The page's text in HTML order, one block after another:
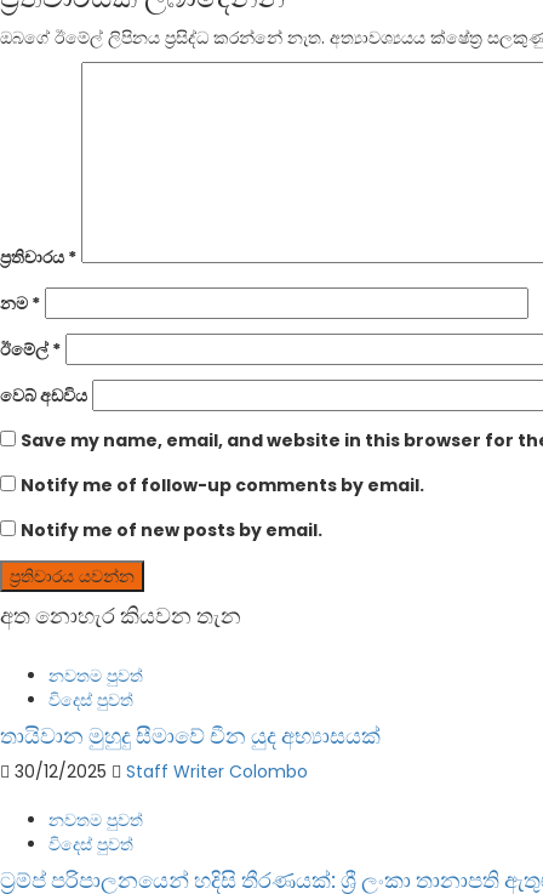
ඔබගේ ඊමේල් ලිපිනය ප්‍රසිද්ධ කරන්නේ නැත. අත්‍යාවශ්‍යයය ක්ෂේත්‍ර
ප්‍රතිචාරය *
නම *
ඊමේල්*
වෙබ් අඩවිය
Save my name, email, and website in this browser for
Notify me of follow-up comments by email.
Notify me of new posts by email.
අත නොහැර කියවන තැන
නවතම පුවත්
විදෙස් පුවත්
තායිවාන මුහුදු සීමාවේ චීන යුද අභ්‍යාසයක්
30/12/2025
Staff Writer Colombo
නවතම පුවත්
විදෙස් පුවත්
ට්‍රම්ප් පරිපාලනයෙන් හදිසි තීරණයක්: ශ්‍රී ලංකා තානාපති